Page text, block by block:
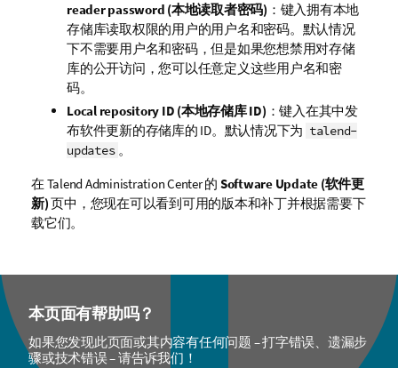
reader password (本地读取者密码) ：键入拥有本地
存储库读取权限的用户的用户名和密码。默认情况
下不需要用户名和密码，但是如果您想禁用对存储
库的公开访问，您可以任意定义这些用户名和密
码。
Local repository ID (本地存储库 ID) ：键入在其中发
布软件更新的存储库的 ID。默认情况下为 talend-
updates 。
在 Talend Administration Center的 Software Update (软件更
新)页中，您现在可以看到可用的版本和补丁并根据需要下
载它们。
本页面有帮助吗？
如果您发现此页面或其内容有任何问题 – 打字错误、遗漏步
骤或技术错误 – 请告诉我们！